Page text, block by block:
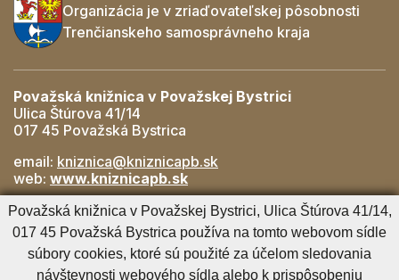
Organizácia je v zriaďovateľskej pôsobnosti
Trenčianskeho samosprávneho kraja
Považská knižnica v Považskej Bystrici
Ulica Štúrova 41/14
017 45 Považská Bystrica
email: kniznica@kniznicapb.sk
web: www.kniznicapb.sk
Pobočky
Rozkvet- 042/432 56 59, rozkvet@kniznicapb.sk
SNP- 0901 918 843, snp@kniznicapb.sk
Považská knižnica v Považskej Bystrici, Ulica Štúrova 41/14,
017 45 Považská Bystrica používa na tomto webovom sídle
súbory cookies, ktoré sú použité za účelom sledovania
návštevnosti webového sídla alebo k prispôsobeniu